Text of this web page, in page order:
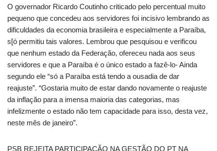
O governador Ricardo Coutinho criticado pelo percentual muito
pequeno que concedeu aos servidores foi incisivo lembrando as
dificuldades da economia brasileira e especialmente a Paraíba,
s[ó permitiu tais valores. Lembrou que pesquisou e verificou
que nenhum estado da Federação, ofereceu nada aos seus
servidores e que a Paraíba é o único estado a fazê-lo- Ainda
segundo ele “só a Paraíba está tendo a ousadia de dar
reajuste”. “Gostaria muito de estar dando novamente o reajuste
da inflação para a imensa maioria das categorias, mas
infelizmente o estado não tem capacidade para isso, desta vez,
neste mês de janeiro”.
PSB REJEITA PARTICIPAÇÃO NA GESTÃO DO PT NA